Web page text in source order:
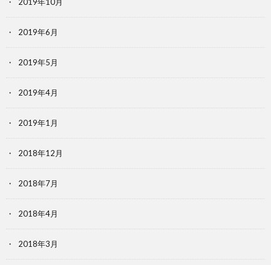
2019年6月
2019年5月
2019年4月
2019年1月
2018年12月
2018年7月
2018年4月
2018年3月